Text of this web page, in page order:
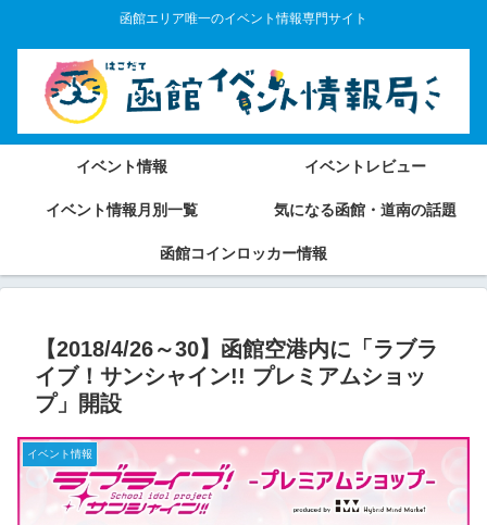
函館エリア唯一のイベント情報専門サイト
イベント情報 イベントレビュー
イベント情報月別一覧 気になる函館・道南の話題
函館コインロッカー情報
【2018/4/26～30】函館空港内に「ラブラ
イブ！サンシャイン!! プレミアムショッ
プ」開設
イベント情報